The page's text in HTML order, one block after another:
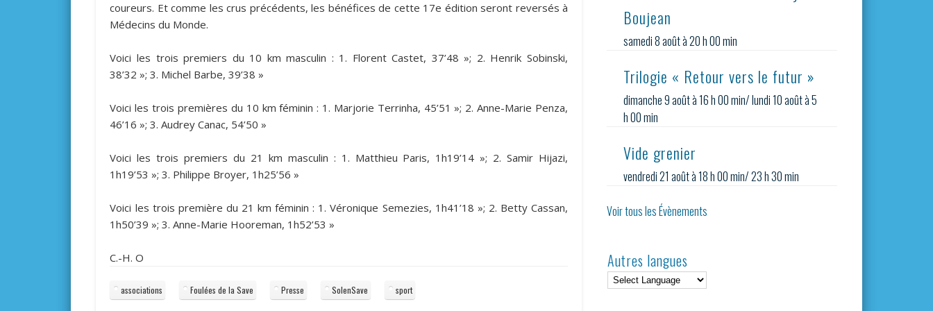
coureurs. Et comme les crus précédents, les bénéfices de cette 17e édition seront reversés à
Médecins du Monde.
Voici les trois premiers du 10 km masculin : 1. Florent Castet, 37’48 »; 2. Henrik Sobinski,
38’32 »; 3. Michel Barbe, 39’38 »
Voici les trois premières du 10 km féminin : 1. Marjorie Terrinha, 45’51 »; 2. Anne-Marie Penza,
46’16 »; 3. Audrey Canac, 54’50 »
Voici les trois premiers du 21 km masculin : 1. Matthieu Paris, 1h19’14 »; 2. Samir Hijazi,
1h19’53 »; 3. Philippe Broyer, 1h25’56 »
Voici les trois première du 21 km féminin : 1. Véronique Semezies, 1h41’18 »; 2. Betty Cassan,
1h50’39 »; 3. Anne-Marie Hooreman, 1h52’53 »
C.-H. O
associations Foulées de la Save Presse SolenSave sport
Boujean
samedi 8 août à 20 h 00 min
Trilogie « Retour vers le futur »
dimanche 9 août à 16 h 00 min/lundi 10 août à 5
h 00 min
Vide grenier
vendredi 21 août à 18 h 00 min/23 h 30 min
Voir tous les Évènements
Autres langues